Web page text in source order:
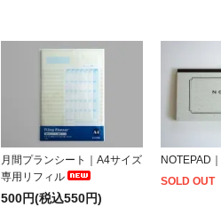
月間プランシート｜A4サイズ
専用リフィル
500円(税込550円)
NOTEPAD
SOLD OUT